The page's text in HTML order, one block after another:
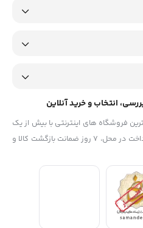
انتخاب و خرید آنلاین
فروشگاه های اینترنتی با بیش از یک
دهه تجربه، با پایبندی به سه اصل، پرداخت در محل، ۷ روز ضمانت بازگشت کالا و
با فروشگاه‌های معتبر جهان، به
تبدیل شود. به محض ورود به سایت
هر آنچه که نیاز دارید و به ذهن
کرد.